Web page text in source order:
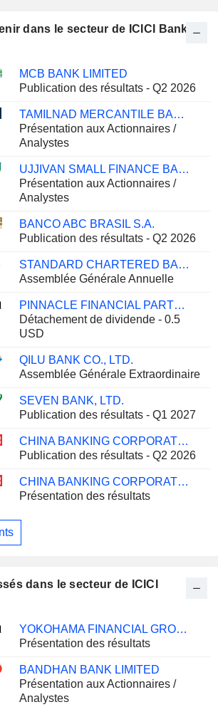
dans le secteur de ICICI Bank
MCB BANK LIMITED
Publication des résultats - Q2 2026
TAMILNAD MERCANTILE BANK LIMITED
Présentation aux Actionnaires /
Analystes
UJJIVAN SMALL FINANCE BANK LIMITED
Présentation aux Actionnaires /
Analystes
BANCO ABC BRASIL S.A.
Publication des résultats - Q2 2026
STANDARD CHARTERED BANK GHANA PLC
Assemblée Générale Annuelle
PINNACLE FINANCIAL PARTNERS, INC.
Détachement de dividende - 0.5
USD
QILU BANK CO., LTD.
Assemblée Générale Extraordinaire
SEVEN BANK, LTD.
Publication des résultats - Q1 2027
CHINA BANKING CORPORATION
Publication des résultats - Q2 2026
CHINA BANKING CORPORATION
Présentation des résultats
dans le secteur de ICICI
YOKOHAMA FINANCIAL GROUP, INC.
Présentation des résultats
BANDHAN BANK LIMITED
Présentation aux Actionnaires /
Analystes